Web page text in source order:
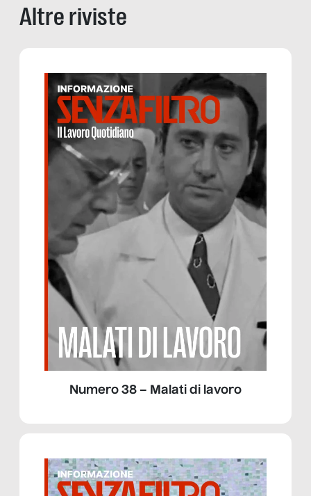
Altre riviste
Numero 38 – Malati di lavoro